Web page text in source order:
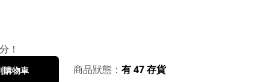
！
購物車 商品狀態： 有 47 存貨